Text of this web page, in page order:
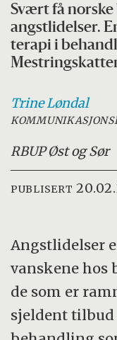
Svært få
angstlidelser.
terapi i
TrineLøndal
RBUP Øst og Sør
PUBLISERT
Angstlidelser
vanskene hos
de som er
sjeldent